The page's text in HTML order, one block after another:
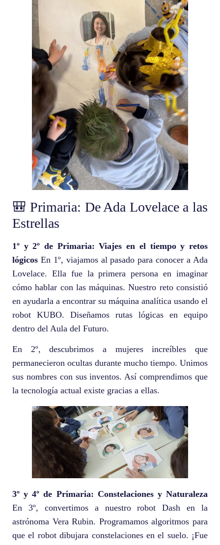
🎒 Primaria: De Ada Lovelace a las
Estrellas
1º y 2º de Primaria: Viajes en el tiempo y retos
lógicos En 1º, viajamos al pasado para conocer a Ada
Lovelace. Ella fue la primera persona en imaginar
cómo hablar con las máquinas. Nuestro reto consistió
en ayudarla a encontrar su máquina analítica usando el
robot KUBO. Diseñamos rutas lógicas en equipo
dentro del Aula del Futuro.
En 2º, descubrimos a mujeres increíbles que
permanecieron ocultas durante mucho tiempo. Unimos
sus nombres con sus inventos. Así comprendimos que
la tecnología actual existe gracias a ellas.
3º y 4º de Primaria: Constelaciones y Naturaleza
En 3º, convertimos a nuestro robot Dash en la
astrónoma Vera Rubin. Programamos algoritmos para
que el robot dibujara constelaciones en el suelo. ¡Fue